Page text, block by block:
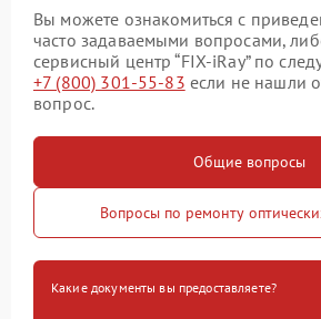
Вы можете ознакомиться с
часто задаваемыми вопросами,
сервисный центр “FIX-iRay” по
+7 (800) 301-55-83 если не нашли
вопрос.
Общие вопросы
Вопросы по ремонту
Какие документы вы предоставляете?